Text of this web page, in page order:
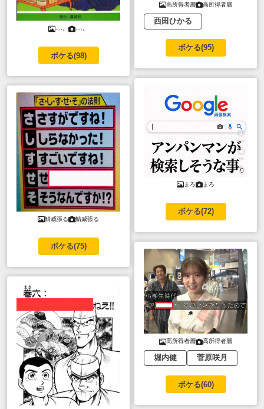
....。 ....。
ボケる(98)
鯖威張る 鯖威張る
ボケる(75)
高所得者層 高所得者層
西田ひかる
ボケる(95)
まろ まろ
ボケる(72)
高所得者層 高所得者層
堀内健 菅原咲月
ボケる(60)